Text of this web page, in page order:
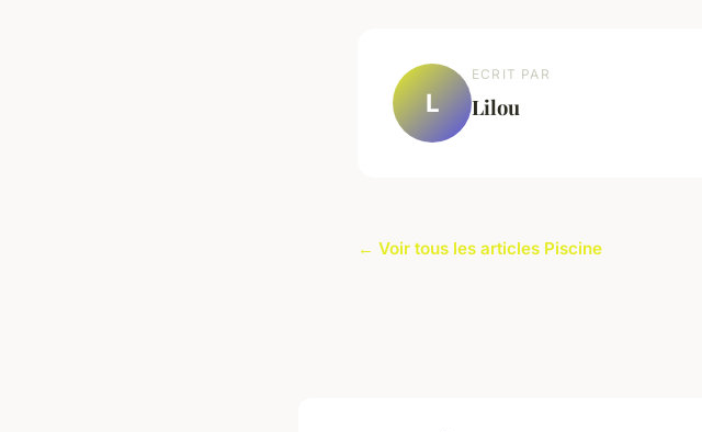
L
ECRIT PAR
Lilou
← Voir tous les articles Piscine